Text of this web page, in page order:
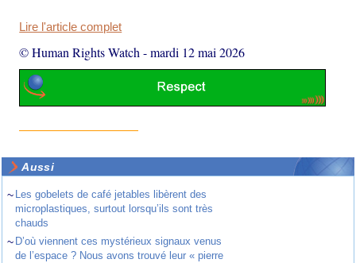
Lire l'article complet
© Human Rights Watch -mardi 12 mai 2026
Aussi
~ Les gobelets de café jetables libèrent des
microplastiques, surtout lorsqu’ils sont très
chauds
~ D’où viennent ces mystérieux signaux venus
de l’espace ? Nous avons trouvé leur « pierre